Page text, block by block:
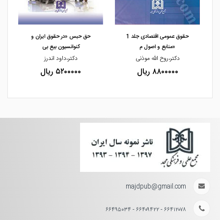
مشاهده و خرید مشاهده و خرید
حقوق عمومی اقتصادی جلد 1
«منابع و اصول م
دکتر،روح الله موذنی
۸۸۰۰۰۰۰ ریال
حق حبس «در حقوق ایران و
کنوانسیون بیع بی
دکتر،داود اندرز
۵۲۰۰۰۰۰ ریال
majdpub@gmail.com
۶۶۴۱۲۰۷۸ - ۶۶۴۰۹۴۲۲ - ۶۶۴۹۵۰۳۴